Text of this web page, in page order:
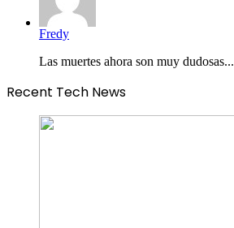
Fredy
Las muertes ahora son muy dudosas...
Recent Tech News